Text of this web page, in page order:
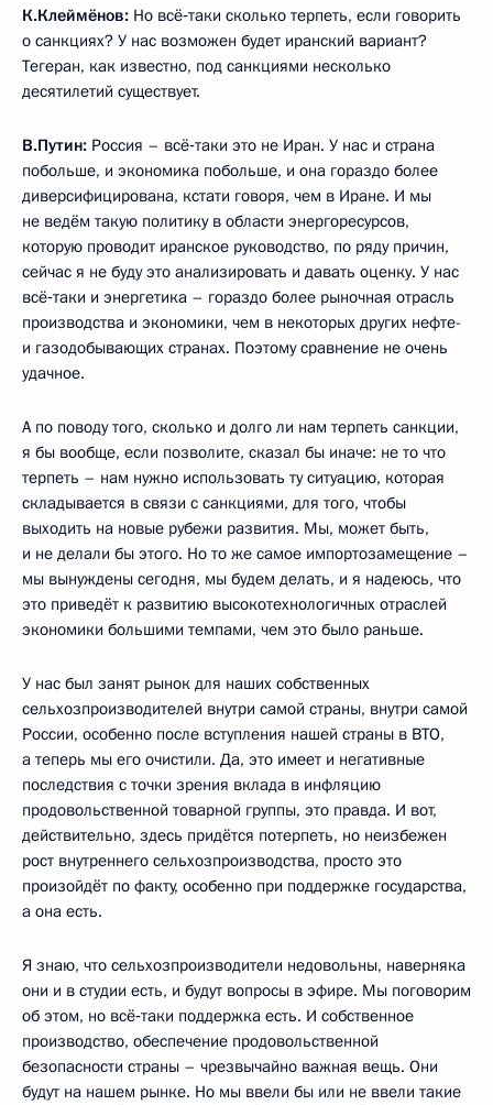
К.Клеймёнов: Но всё‑таки сколько терпеть, если говорить
о санкциях? У нас возможен будет иранский вариант?
Тегеран, как известно, под санкциями несколько
десятилетий существует.
В.Путин: Россия – всё‑таки это не Иран. У нас и страна
побольше, и экономика побольше, и она гораздо более
диверсифицирована, кстати говоря, чем в Иране. И мы
не ведём такую политику в области энергоресурсов,
которую проводит иранское руководство, по ряду причин,
сейчас я не буду это анализировать и давать оценку. У нас
всё‑таки и энергетика – гораздо более рыночная отрасль
производства и экономики, чем в некоторых других нефте-
и газодобывающих странах. Поэтому сравнение не очень
удачное.
А по поводу того, сколько и долго ли нам терпеть санкции,
я бы вообще, если позволите, сказал бы иначе: не то что
терпеть – нам нужно использовать ту ситуацию, которая
складывается в связи с санкциями, для того, чтобы
выходить на новые рубежи развития. Мы, может быть,
и не делали бы этого. Но то же самое импортозамещение –
мы вынуждены сегодня, мы будем делать, и я надеюсь, что
это приведёт к развитию высокотехнологичных отраслей
экономики большими темпами, чем это было раньше.
У нас был занят рынок для наших собственных
сельхозпроизводителей внутри самой страны, внутри самой
России, особенно после вступления нашей страны в ВТО,
а теперь мы его очистили. Да, это имеет и негативные
последствия с точки зрения вклада в инфляцию
продовольственной товарной группы, это правда. И вот,
действительно, здесь придётся потерпеть, но неизбежен
рост внутреннего сельхозпроизводства, просто это
произойдёт по факту, особенно при поддержке государства,
а она есть.
Я знаю, что сельхозпроизводители недовольны, наверняка
они и в студии есть, и будут вопросы в эфире. Мы поговорим
об этом, но всё‑таки поддержка есть. И собственное
производство, обеспечение продовольственной
безопасности страны – чрезвычайно важная вещь. Они
будут на нашем рынке. Но мы ввели бы или не ввели такие